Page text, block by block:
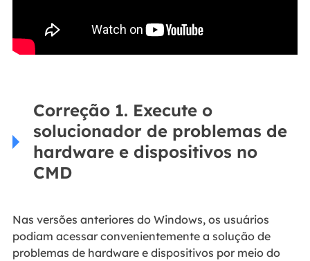
Correção 1. Execute o
solucionador de problemas de
hardware e dispositivos no
CMD
Nas versões anteriores do Windows, os usuários
podiam acessar convenientemente a solução de
problemas de hardware e dispositivos por meio do